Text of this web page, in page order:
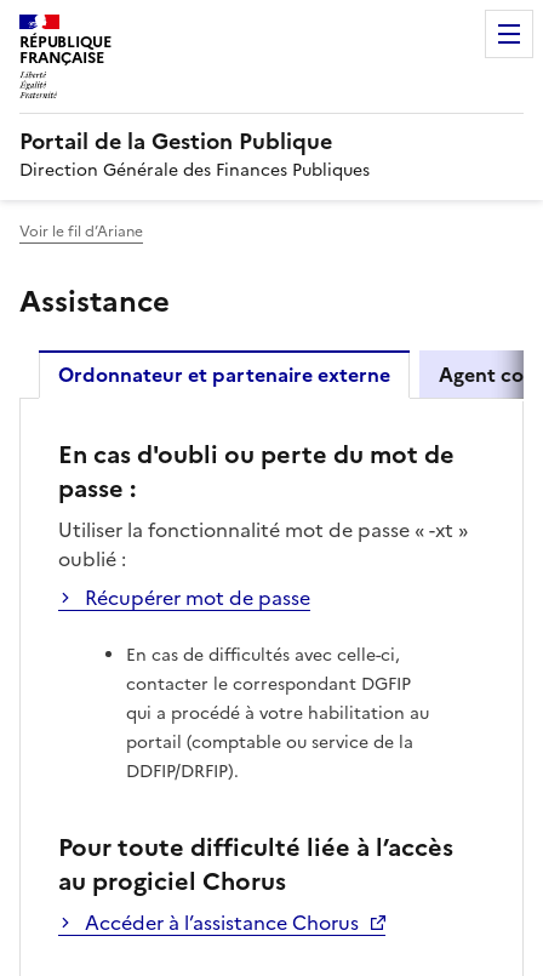
RÉPUBLIQUE
FRANÇAISE
Portail de la Gestion Publique
Direction Générale des Finances Publiques
Voir le fil d’Ariane
Assistance
Ordonnateur et partenaire externe Agent
En cas d'oubli ou perte du mot de
passe :
Utiliser la fonctionnalité mot de passe « -xt »
oublié :
Récupérer mot de passe
En cas de difficultés avec celle-ci,
contacter le correspondant DGFIP
qui a procédé à votre habilitation au
portail (comptable ou service de la
DDFIP/DRFIP).
Pour toute difficulté liée à l’accès
au progiciel Chorus
Accéder à l’assistance Chorus